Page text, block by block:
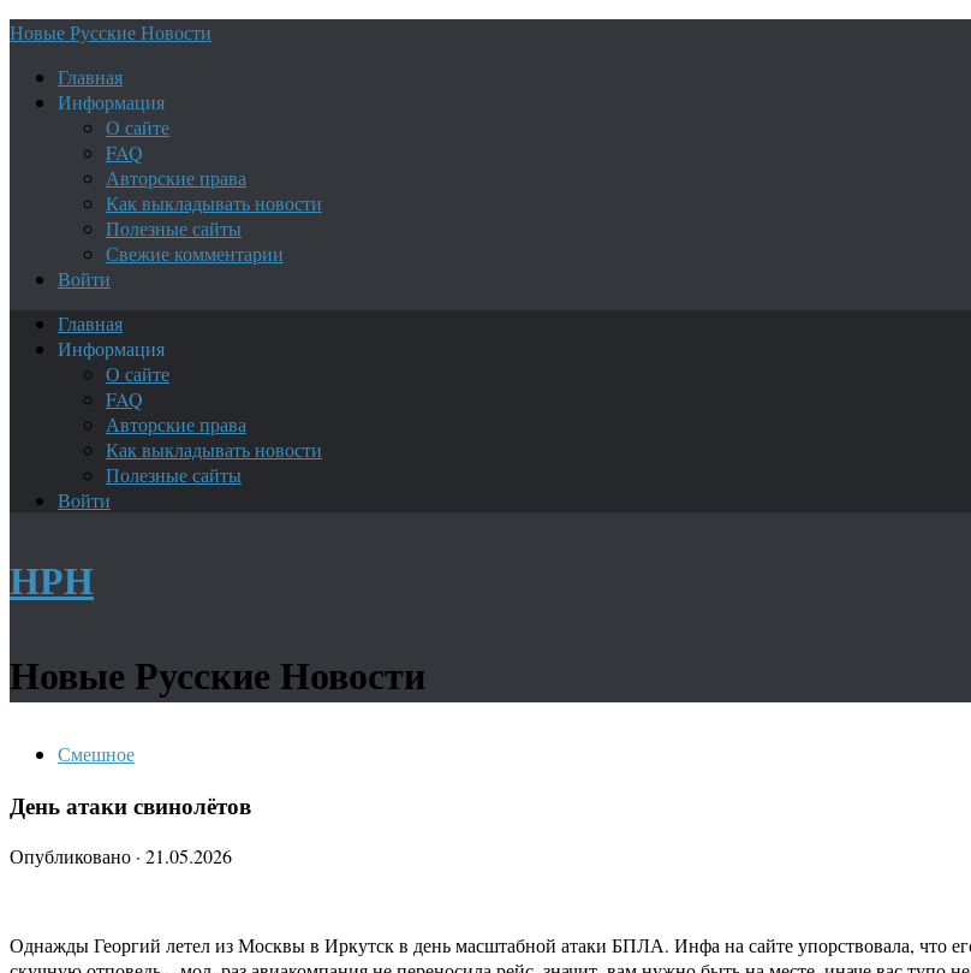
Новые Русские Новости
Главная
Информация
О сайте
FAQ
Авторские права
Как выкладывать новости
Полезные сайты
Свежие комментарии
Войти
Главная
Информация
О сайте
FAQ
Авторские права
Как выкладывать новости
Полезные сайты
Войти
НРН
Новые Русские Новости
Смешное
День атаки свинолётов
Опубликовано · 21.05.2026
Однажды Георгий летел из Москвы в Иркутск в день масштабной атаки БПЛА. Инфа на сайте упорствовала, что